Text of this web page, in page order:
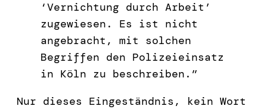
‘Vernichtung durch Arbeit’
zugewiesen. Es ist nicht
angebracht, mit solchen
Begriffen den Polizeieinsatz
in Köln zu beschreiben.”
Nur dieses Eingeständnis, kein Wort